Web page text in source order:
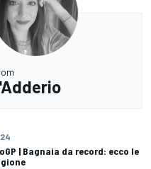
| Bagnaia da record: ecco le